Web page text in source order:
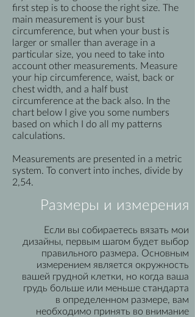
first step is to choose the right size. The
main measurement is your bust
circumference, but when your bust is
larger or smaller than average in a
particular size, you need to take into
account other measurements. Measure
your hip circumference, waist, back or
chest width, and a half bust
circumference at the back also. In the
chart below I give you some numbers
based on which I do all my patterns
calculations.
Measurements are presented in a metric
system. To convert into inches, divide by
2,54.
Размеры и измерения
Если вы собираетесь вязать мои
дизайны, первым шагом будет выбор
правильного размера. Основным
измерением является окружность
вашей грудной клетки, но когда ваша
грудь больше или меньше стандарта
в определенном размере, вам
необходимо принять во внимание